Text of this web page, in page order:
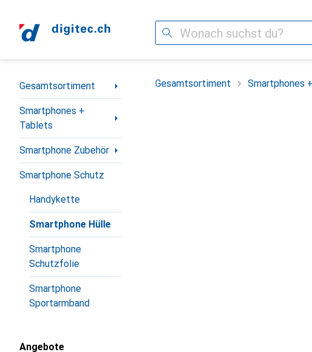
Suche
Navigation nach Kategorien
Gesamtsortiment
Smartphones +
Tablets
Smartphone Zubehör
Smartphone Schutz
Handykette
Smartphone Hülle
Smartphone
Schutzfolie
Smartphone
Sportarmband
Angebote
Gesamtsortiment Smartphones